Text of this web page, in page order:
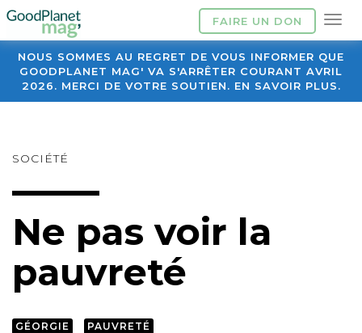
FAIRE UN DON
NOUS SOMMES AU REGRET DE VOUS INFORMER QUE
GOODPLANET MAG' VA S'ARRÊTER COURANT AVRIL
2026. MERCI DE VOTRE SOUTIEN. EN SAVOIR PLUS.
SOCIÉTÉ
Ne pas voir la
pauvreté
GÉORGIE PAUVRETÉ